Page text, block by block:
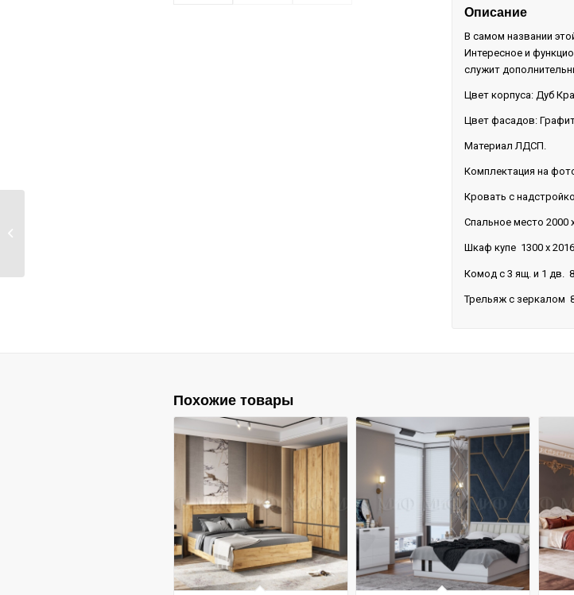
Описание
В самом названии
Интересное и
служит
Цвет корпуса: Дуб
Цвет фасадов:
Материал ЛДСП.
Комплектация на
Кровать с
Спальное место 2000
Шкаф купе 1300 х
Комод с 3 ящ. и 1 дв.
Трельяж с зеркалом
Похожие товары